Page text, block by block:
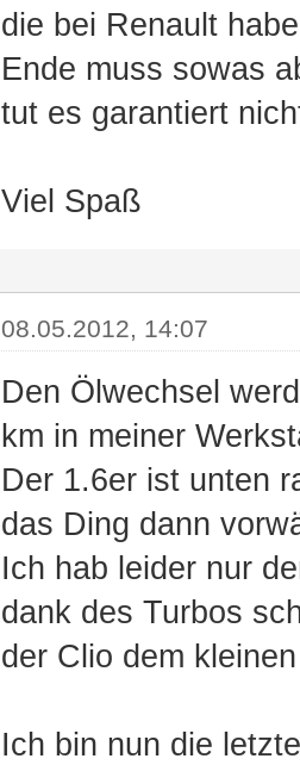
die bei Renault
Ende muss sowas
tut es garantiert
Viel Spaß
08.05.2012, 14:07
Den Ölwechsel
km in meiner
Der 1.6er ist unten
das Ding dann
Ich hab leider nur
dank des Turbos
der Clio dem
Ich bin nun die